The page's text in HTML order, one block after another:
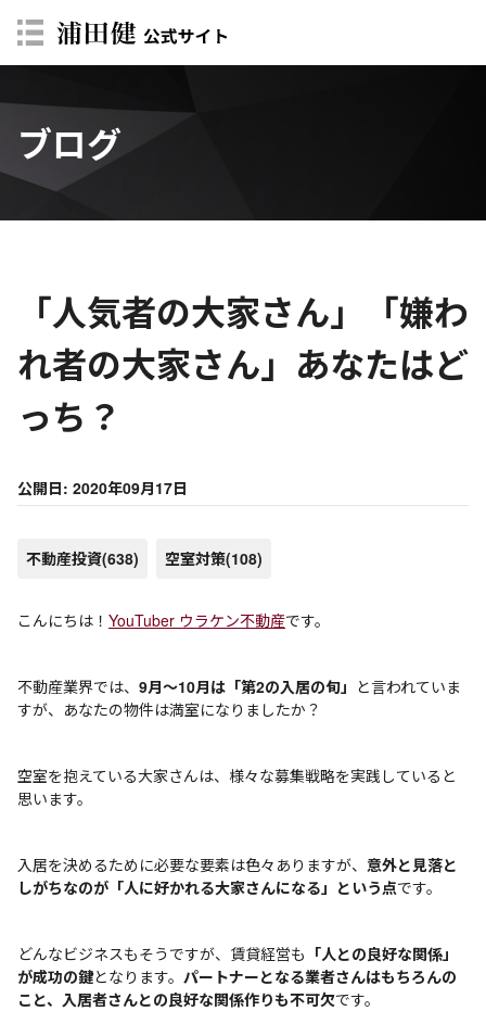
ブログ
「人気者の大家さん」「嫌わ
れ者の大家さん」あなたはど
っち？
公開日: 2020年09月17日
不動産投資(638) 空室対策(108)
こんにちは！ YouTuber ウラケン不動産です。
不動産業界では、 9月～10月は「第2の入居の旬」 と言われていま
すが、あなたの物件は満室になりましたか？
空室を抱えている大家さんは、様々な募集戦略を実践していると
思います。
入居を決めるために必要な要素は色々ありますが、 意外と見落と
しがちなのが「人に好かれる大家さんになる」という点です。
どんなビジネスもそうですが、賃貸経営も 「人との良好な関係」
が成功の鍵となります。 パートナーとなる業者さんはもちろんの
こと、入居者さんとの良好な関係作りも不可欠です。